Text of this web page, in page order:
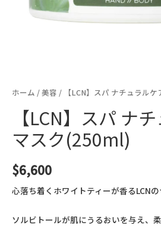
ホーム /美容 / 【LCN】スパ ナチュラルケ
【LCN】スパ ナ
マスク(250ml)
$6,600
心落ち着くホワイトティーが香るLCNの
ソルビトールが肌にうるおいを与え、